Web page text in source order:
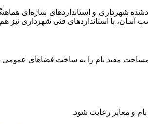
شهرداری و استانداردهای سازه‌ای
آسان، با استانداردهای فنی شهرداری نیز
و معابر رعایت شود.